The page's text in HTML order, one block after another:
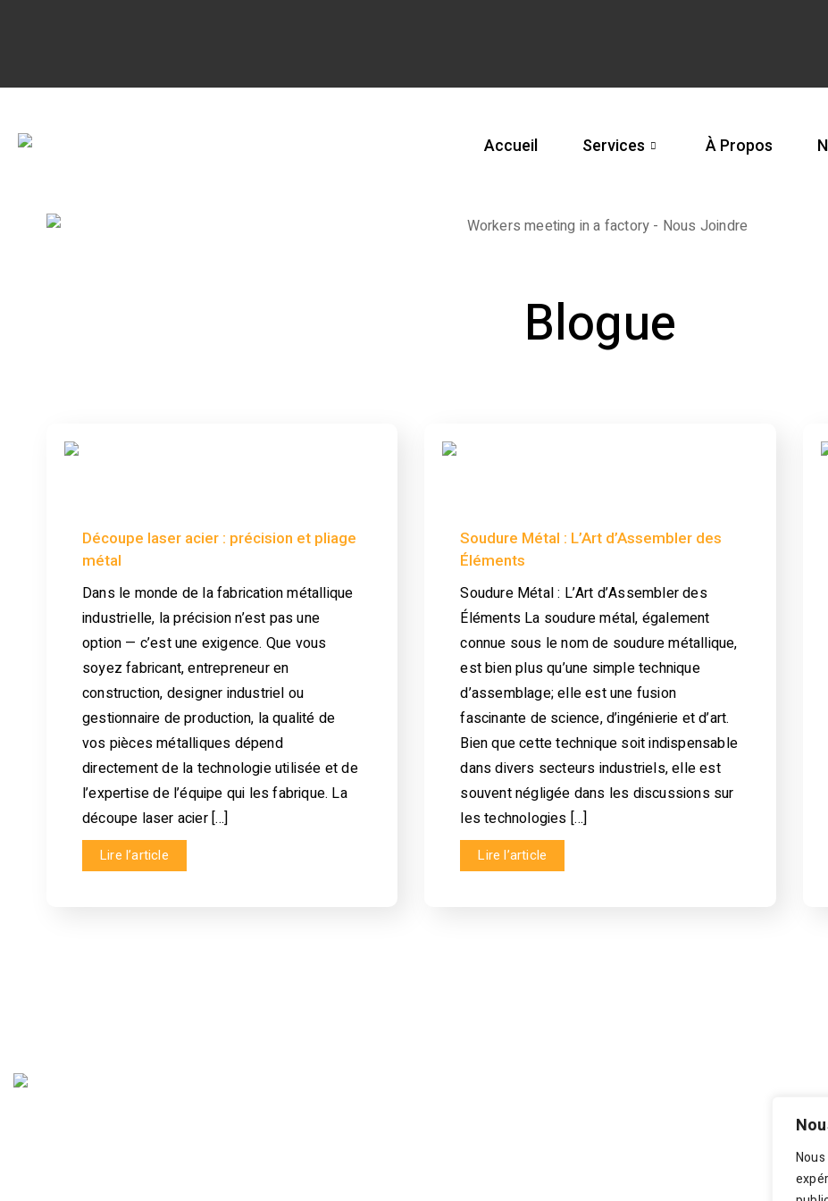
Accueil Services À Propos
Blogue
Découpe laser acier : précision et pliage
métal
Dans le monde de la fabrication métallique
industrielle, la précision n’est pas une
option — c’est une exigence. Que vous
soyez fabricant, entrepreneur en
construction, designer industriel ou
gestionnaire de production, la qualité de
vos pièces métalliques dépend
directement de la technologie utilisée et de
l’expertise de l’équipe qui les fabrique. La
découpe laser acier […]
Lire l’article
Soudure Métal : L’Art d’Assembler des
Éléments
Soudure Métal : L’Art d’Assembler des
Éléments La soudure métal, également
connue sous le nom de soudure métallique,
est bien plus qu’une simple technique
d’assemblage; elle est une fusion
fascinante de science, d’ingénierie et d’art.
Bien que cette technique soit indispensable
dans divers secteurs industriels, elle est
souvent négligée dans les discussions sur
les technologies […]
Lire l’article